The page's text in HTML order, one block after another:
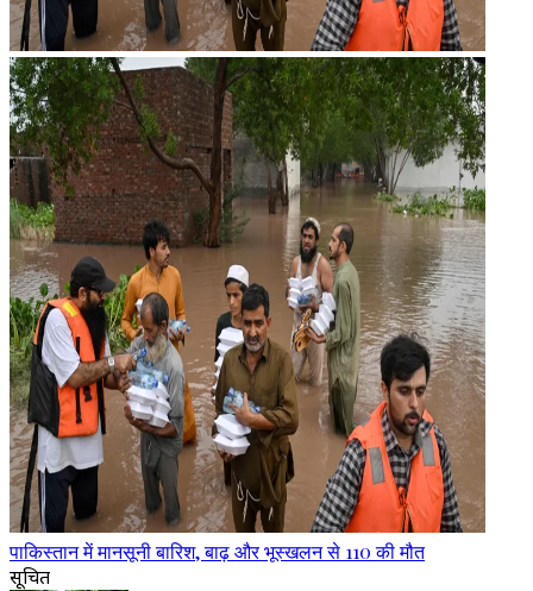
पाकिस्तान में मानसूनी बारिश, बाढ़ और भूस्खलन से 110 की मौत
सूचित